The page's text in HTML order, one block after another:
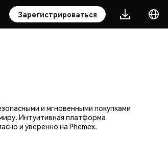
Зарегистрироваться
и мгновенными покупками
Интуитивная платформа
и уверенно на Phemex.